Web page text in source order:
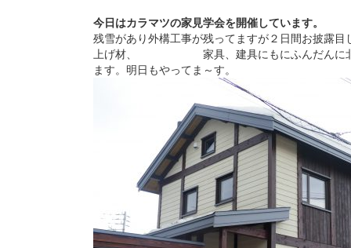
今日はカラマツの家見学会を開催しています。
残雪があり外構工事が残ってますが２日間お披露目
上げ材、 家具、建具にもにふんだんに北海
ます。明日もやってま～す。